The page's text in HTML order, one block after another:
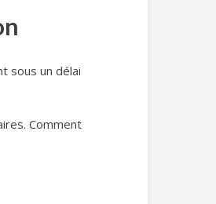
sous un délai
Comment